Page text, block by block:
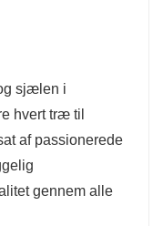
sjælen i
hvert træ til
af passionerede
gennem alle